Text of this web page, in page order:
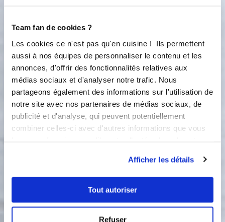
Team fan de cookies ?
Les cookies ce n'est pas qu'en cuisine ! Ils permettent
aussi à nos équipes de personnaliser le contenu et les
annonces, d'offrir des fonctionnalités relatives aux
médias sociaux et d'analyser notre trafic. Nous
partageons également des informations sur l'utilisation de
notre site avec nos partenaires de médias sociaux, de
publicité et d'analyse, qui peuvent potentiellement
combiner celles-ci avec d'autres informations que vous
Afficher les détails
Tout autoriser
Refuser
avec la pâte, ajoutez le reste de la
terminez par le crumble. Enfournez
35 min à 200°C. A la sortie du four,
attendez 5 min puis démoulez.
4
Vous voulez passer commande et
vous n'avez pas encore de conseillère,
contactez-moi sur ma page FB: La
cuisine des Bobos pour que je puisse
taper le CODE PARRAINAGE:
suis noté comme étant votre
conseillère, je serai ravie de vous
accompagner. Vous avez déjà un(e)
conseiller(e), vous pouvez quand